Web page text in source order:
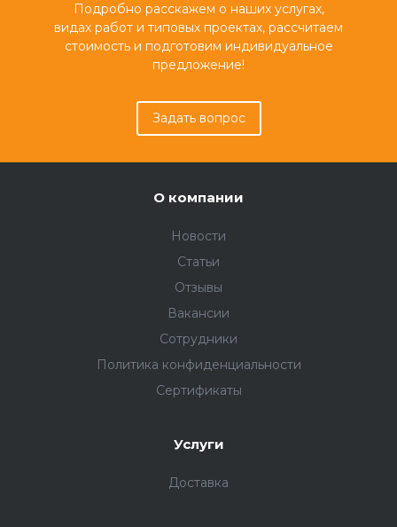
Подробно расскажем о наших услугах,
видах работ и типовых проектах, рассчитаем
стоимость и подготовим индивидуальное
предложение!
Задать вопрос
О компании
Новости
Статьи
Отзывы
Вакансии
Сотрудники
Политика конфиденциальности
Сертификаты
Услуги
Доставка